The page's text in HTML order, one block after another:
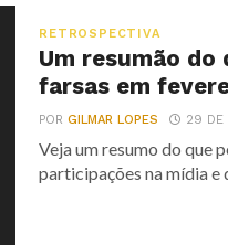
RETROSPECTIVA
Um resumão
farsas em
PORGILMAR LOPES 29 DE
Veja um resumo do que
participações na mídia e